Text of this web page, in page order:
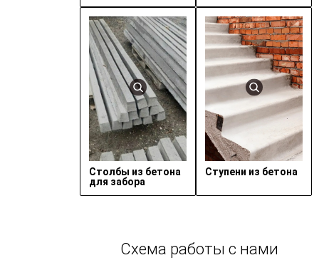
Столбы из бетона
для забора
Ступени из бетона
Схема работы с нами